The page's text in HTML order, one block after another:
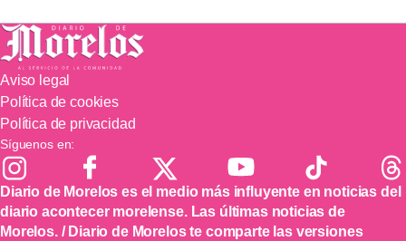
Aviso legal
Política de cookies
Política de privacidad
Síguenos en:
Diario de Morelos es el medio más influyente en noticias del
diario acontecer morelense. Las últimas noticias de
Morelos. / Diario de Morelos te comparte las versiones